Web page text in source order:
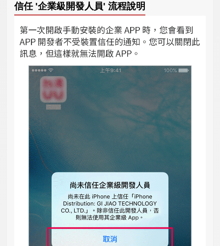
信任 '企業級開發人員' 流程說明